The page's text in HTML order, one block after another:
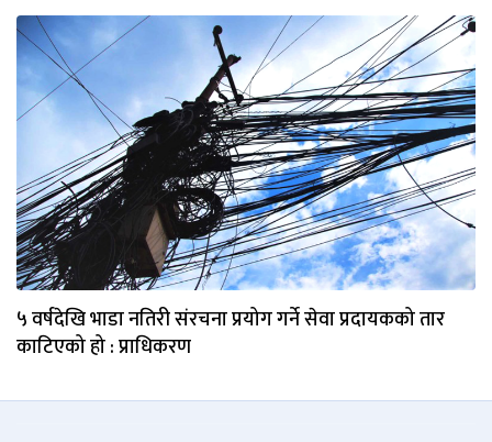
५ वर्षदेखि भाडा नतिरी संरचना प्रयोग गर्ने सेवा प्रदायकको तार
काटिएको हो : प्राधिकरण